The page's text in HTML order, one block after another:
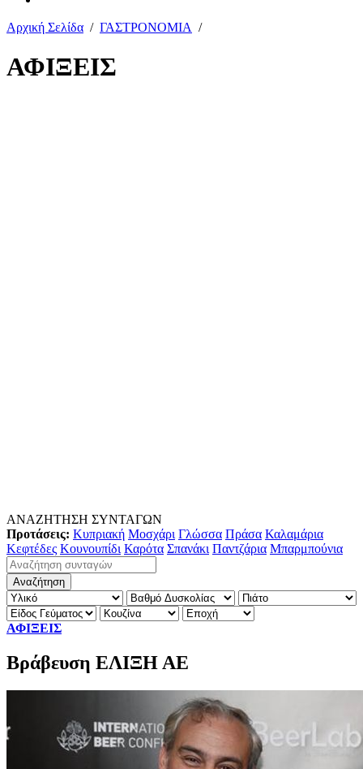
Αρχική Σελίδα / ΓΑΣΤΡΟΝΟΜΙΑ /
ΑΦΙΞΕΙΣ
ΑΝΑΖΗΤΗΣΗ ΣΥΝΤΑΓΩΝ
Προτάσεις: Κυπριακή Μοσχάρι Γλώσσα Πράσα Καλαμάρια
Κεφτέδες Κουνουπίδι Καρότα Σπανάκι Παντζάρια Μπαρμπούνια
ΑΦΙΞΕΙΣ
Βράβευση ΕΛΙΞΗ ΑΕ